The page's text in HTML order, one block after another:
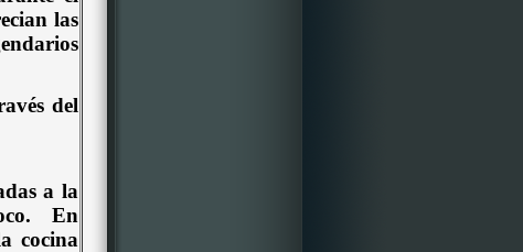
las
del
a la
En
cocina